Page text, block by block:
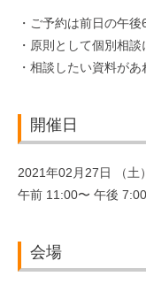
・ご予約は前日の午後
・原則として個別相談
・相談したい資料があ
開催日
2021年02月27日 （土）
午前 11:00〜 午後 7:00
会場